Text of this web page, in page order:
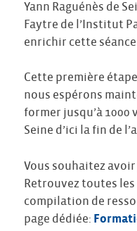
Yann Raguénès de
Faytre de l’Institut
enrichir cette séance.
Cette première
nous espérons
former jusqu’à
Seine d’ici la fin de
Vous souhaitez
Retrouvez toutes
compilation de
page dédiée: